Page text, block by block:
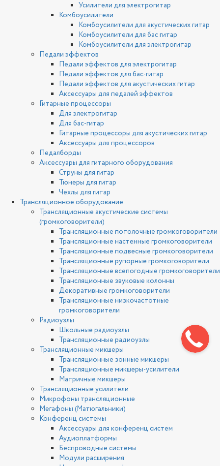
Усилители для электрогитар
Комбоусилители
Комбоусилители для акустических гитар
Комбоусилители для бас гитар
Комбоусилители для электрогитар
Педали эффектов
Педали эффектов для электрогитар
Педали эффектов для бас-гитар
Педали эффектов для акустических гитар
Аксессуары для педалей эффектов
Гитарные процессоры
Для электрогитар
Для бас-гитар
Гитарные процессоры для акустических гитар
Аксессуары для процессоров
Педалборды
Аксессуары для гитарного оборудования
Струны для гитар
Тюнеры для гитар
Чехлы для гитар
Трансляционное оборудование
Трансляционные акустические системы
(громкоговорители)
Трансляционные потолочные громкоговорители
Трансляционные настенные громкоговорители
Трансляционные подвесные громкоговорители
Трансляционные рупорные громкоговорители
Трансляционные всепогодные громкоговорители
Трансляционные звуковые колонны
Декоративные громкоговорители
Трансляционные низкочастотные
громкоговорители
Радиоузлы
Школьные радиоузлы
Трансляционные радиоузлы
Трансляционные микшеры
Трансляционные зонные микшеры
Трансляционные микшеры-усилители
Матричные микшеры
Трансляционные усилители
Микрофоны трансляционные
Мегафоны (Матюгальники)
Конференц системы
Аксессуары для конференц систем
Аудиоплатформы
Беспроводные системы
Модули расширения